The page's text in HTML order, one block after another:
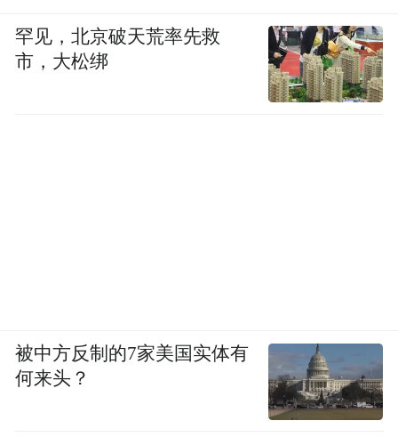
罕见，北京破天荒率先救
市，大松绑
被中方反制的7家美国实体有
何来头？